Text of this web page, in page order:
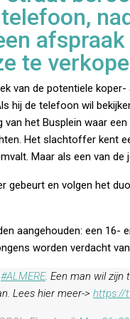
afspraak
te
van de potentiele
hij de telefoon wil
van het Busplein waar
Het slachtoffer kent
Maar als een van
gebeurt en volgen het
aangehouden: een 16-
worden verdacht
#ALMERE. Een man wil zijn
Lees hier meer-> https://